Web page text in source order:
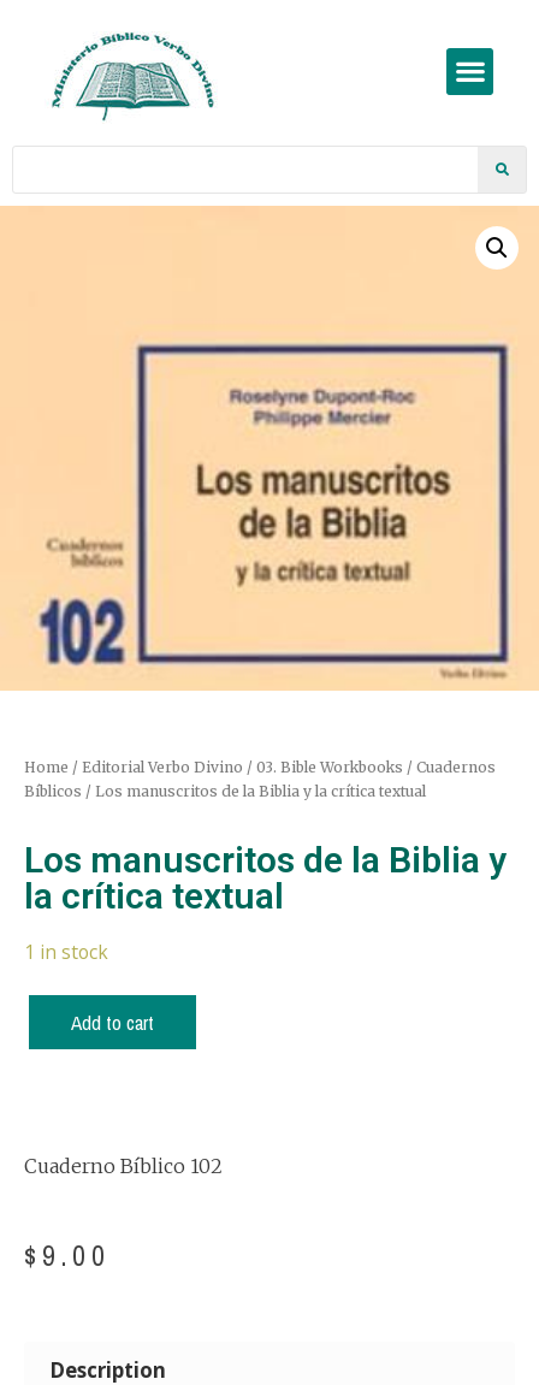
Home / Editorial Verbo Divino / 03. Bible Workbooks / Cuadernos
Bíblicos / Los manuscritos de la Biblia y la crítica textual
Los manuscritos de la Biblia y
la crítica textual
1 in stock
Add to cart
Cuaderno Bíblico 102
$ 9.00
Description